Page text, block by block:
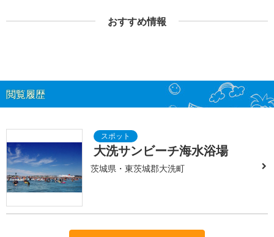
おすすめ情報
閲覧履歴
大洗サンビーチ海水浴場
茨城県・東茨城郡大洗町